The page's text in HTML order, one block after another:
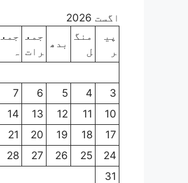
اگست 2026
پی
ر
منگ
ل
بدھ
جمع
رات
جمع
ہ
3
4
5
6
7
10
11
12
13
14
17
18
19
20
21
24
25
26
27
28
31